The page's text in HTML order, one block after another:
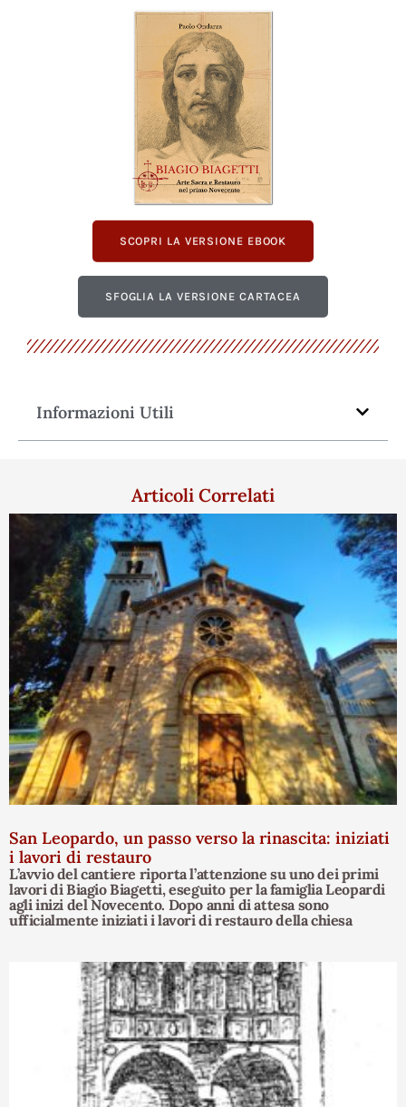
SCOPRI LA VERSIONE EBOOK
SFOGLIA LA VERSIONE CARTACEA
Informazioni Utili
Articoli Correlati
San Leopardo, un passo verso la rinascita: iniziati
i lavori di restauro
L’avvio del cantiere riporta l’attenzione su uno dei primi
lavori di Biagio Biagetti, eseguito per la famiglia Leopardi
agli inizi del Novecento. Dopo anni di attesa sono
ufficialmente iniziati i lavori di restauro della chiesa